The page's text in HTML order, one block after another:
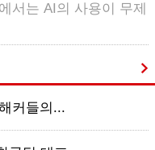
서는 AI의 사용이 무제
커들의...